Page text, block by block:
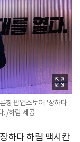
칭 팝업스토어 '장하다
. /하림 제공
하다 하림 맥시칸